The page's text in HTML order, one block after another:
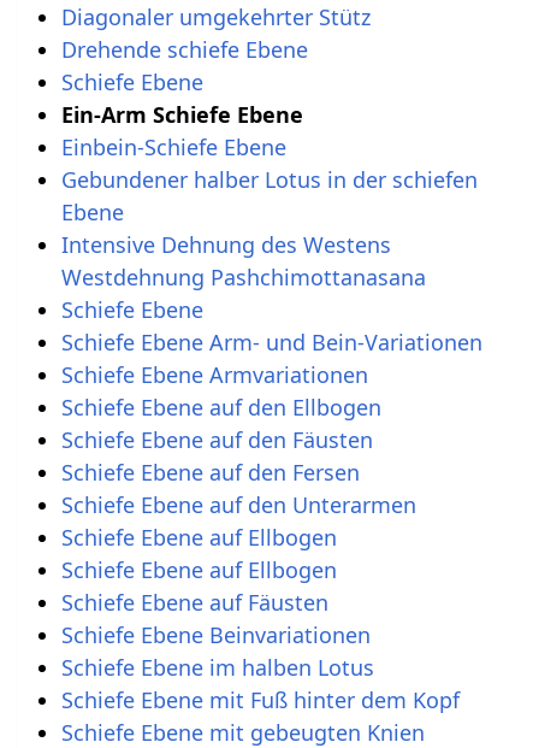
Diagonaler umgekehrter Stütz
Drehende schiefe Ebene
Schiefe Ebene
Ein-Arm Schiefe Ebene
Einbein-Schiefe Ebene
Gebundener halber Lotus in der schiefen
Ebene
Intensive Dehnung des Westens
Westdehnung Pashchimottanasana
Schiefe Ebene
Schiefe Ebene Arm- und Bein-Variationen
Schiefe Ebene Armvariationen
Schiefe Ebene auf den Ellbogen
Schiefe Ebene auf den Fäusten
Schiefe Ebene auf den Fersen
Schiefe Ebene auf den Unterarmen
Schiefe Ebene auf Ellbogen
Schiefe Ebene auf Ellbogen
Schiefe Ebene auf Fäusten
Schiefe Ebene Beinvariationen
Schiefe Ebene im halben Lotus
Schiefe Ebene mit Fuß hinter dem Kopf
Schiefe Ebene mit gebeugten Knien